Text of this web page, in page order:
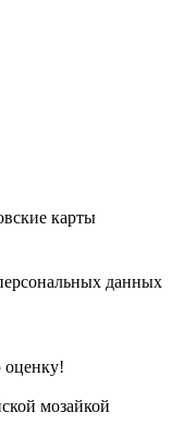
карты
данных
оценку!
мозайкой